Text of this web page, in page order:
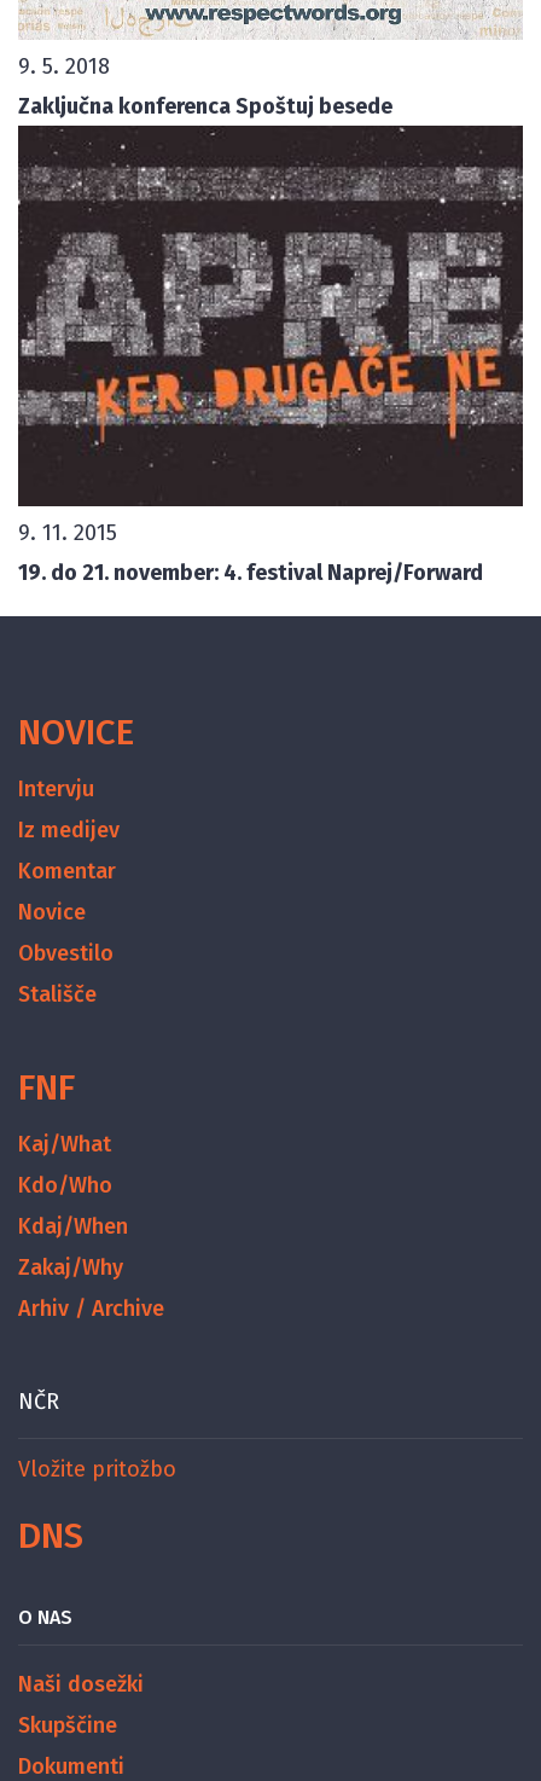
9. 5. 2018
Zaključna konferenca Spoštuj besede
9. 11. 2015
19. do 21. november: 4. festival Naprej/Forward
NOVICE
Intervju
Iz medijev
Komentar
Novice
Obvestilo
Stališče
FNF
Kaj/What
Kdo/Who
Kdaj/When
Zakaj/Why
Arhiv / Archive
NČR
Vložite pritožbo
DNS
O NAS
Naši dosežki
Skupščine
Dokumenti